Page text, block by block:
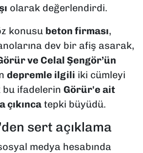
olarak değerlendirdi.
konusu beton firması,
dev bir afiş asarak,
ve Celal Şengör’ün
depremle ilgili iki cümleyi
bu ifadelerin Görür'e ait
çıkıncatepki büyüdü.
sert açıklama
medya hesabında